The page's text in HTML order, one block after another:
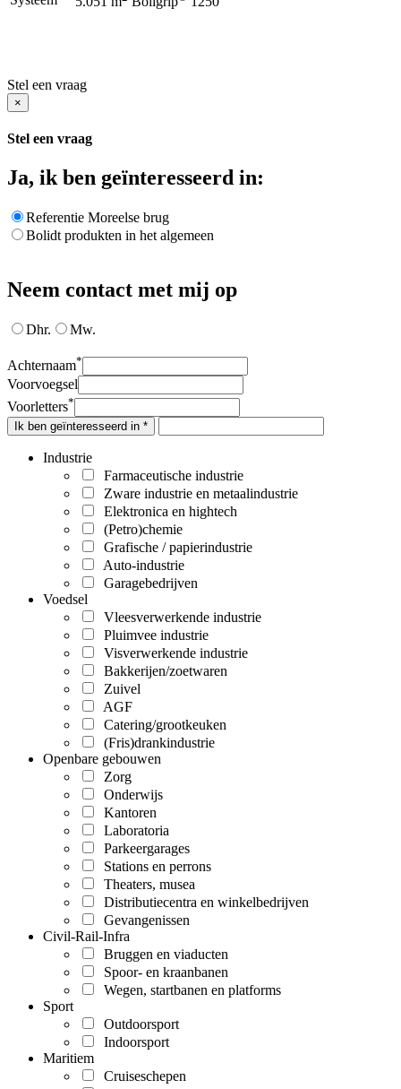
Stel een vraag
×
Stel een vraag
Ja, ik ben geïnteresseerd in:
Referentie Moreelse brug
Bolidt produkten in het algemeen
Neem contact met mij op
Dhr. Mw.
Achternaam*
Voorvoegsel
Voorletters*
Ik ben geïnteresseerd in *
Industrie
Farmaceutische industrie
Zware industrie en metaalindustrie
Elektronica en hightech
(Petro)chemie
Grafische / papierindustrie
Auto-industrie
Garagebedrijven
Voedsel
Vleesverwerkende industrie
Pluimvee industrie
Visverwerkende industrie
Bakkerijen/zoetwaren
Zuivel
AGF
Catering/grootkeuken
(Fris)drankindustrie
Openbare gebouwen
Zorg
Onderwijs
Kantoren
Laboratoria
Parkeergarages
Stations en perrons
Theaters, musea
Distributiecentra en winkelbedrijven
Gevangenissen
Civil-Rail-Infra
Bruggen en viaducten
Spoor- en kraanbanen
Wegen, startbanen en platforms
Sport
Outdoorsport
Indoorsport
Maritiem
Cruiseschepen